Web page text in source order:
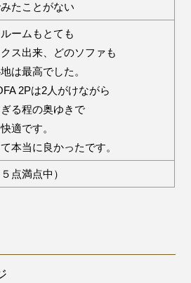
たことがない
ームもとても
ス出来、どのソファも
は最高でした。
2Pは2人がけながら
る程の奥ゆきで
適です。
本当に良かったです。
点満点中）